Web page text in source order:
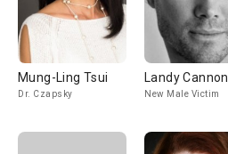
Mung-Ling Tsui
Dr. Czapsky
Landy Cannon
New Male Victim